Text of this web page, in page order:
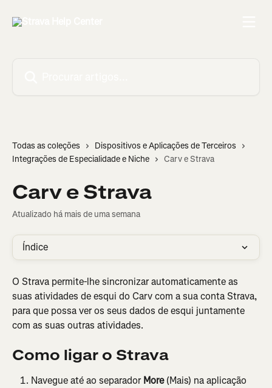
Todas as coleções
Dispositivos e Aplicações de Terceiros
Integrações de Especialidade e Niche
Carv e Strava
Carv e Strava
Atualizado há mais de uma semana
Índice
O Strava permite-lhe sincronizar automaticamente as
suas atividades de esqui do Carv com a sua conta Strava,
para que possa ver os seus dados de esqui juntamente
com as suas outras atividades.
Como ligar o Strava
Navegue até ao separador More (Mais) na aplicação